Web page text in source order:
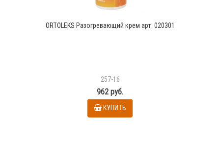
ORTOLEKS Разогревающий крем арт. 020301
257-16
962 руб.
КУПИТЬ